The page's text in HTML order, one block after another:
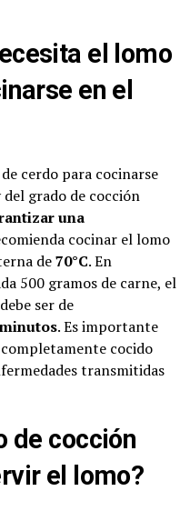
el lomo
en el
cerdo para cocinarse
grado de cocción
una
cocinar el lomo
de70°C. En
500 gramos de carne, el
ser de
. Es importante
cocido
transmitidas
de cocción
el lomo?